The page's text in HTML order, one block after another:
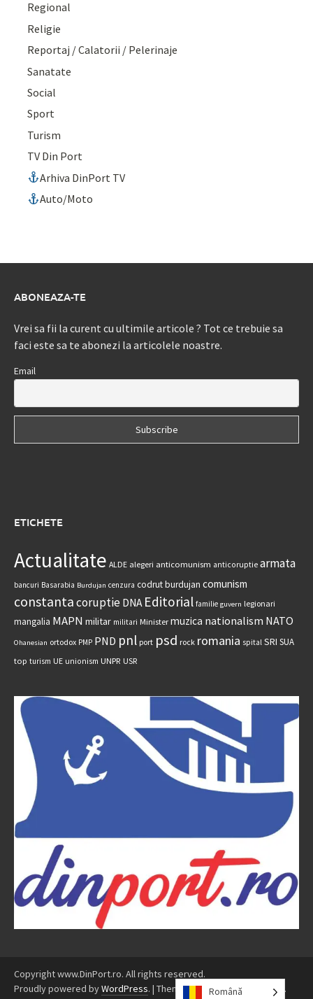
Regional
Religie
Reportaj / Calatorii / Pelerinaje
Sanatate
Social
Sport
Turism
TV Din Port
Arhiva DinPort TV
Auto/Moto
ABONEAZA-TE
Vrei sa fii la curent cu ultimile articole ? Tot ce trebuie sa
faci este sa te abonezi la articolele noastre.
Email
ETICHETE
Actualitate ALDE alegeri anticomunism anticoruptie armata
bancuri Basarabia Burdujan cenzura codrut burdujan comunism
constantacoruptie DNA Editorial familie guvern legionari
mangalia MAPN militar militari Minister muzica nationalism NATO
Ohanesian ortodox PMP PND pnl port psd rock romania spital SRI SUA
top turism UE unionism UNPR USR
Copyright www.DinPort.ro. All rights reserved.
Proudly powered byWordPress. | Theme: Awaken byThemezHut .
Română